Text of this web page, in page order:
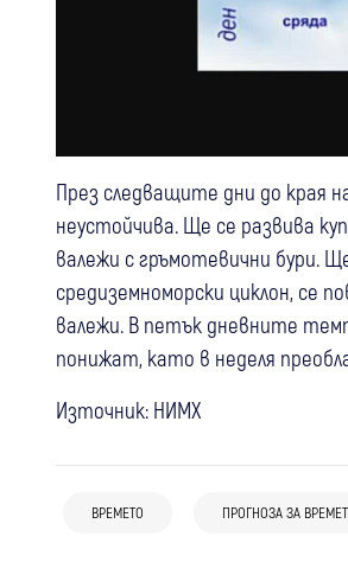
През следващите дни до края
неустойчива. Ще се развива
валежи с гръмотевични бури.
средиземноморски циклон, се
валежи. В петък дневните
понижат, като в неделя
Източник: НИМХ
ВРЕМЕТО ПРОГНОЗА ЗА
цяла България днес
областите Кюстендил,
температури в